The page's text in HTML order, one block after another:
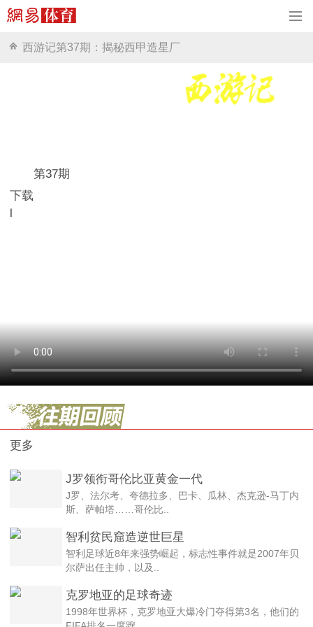
西游记第37期：揭秘西甲造星厂
第37期
下载
l
更多
J罗领衔哥伦比亚黄金一代
J罗、法尔考、夸德拉多、巴卡、瓜林、杰克逊-马丁内
斯、萨帕塔……哥伦比..
智利贫民窟造逆世巨星
智利足球近8年来强势崛起，标志性事件就是2007年贝
尔萨出任主帅，以及..
克罗地亚的足球奇迹
1998年世界杯，克罗地亚大爆冷门夺得第3名，他们的